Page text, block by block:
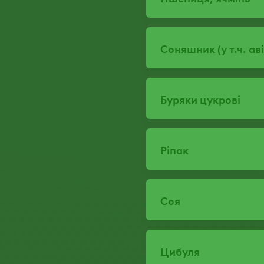
Соняшник (у т.ч.
Буряки цукрові
Ріпак
Соя
Цибуля